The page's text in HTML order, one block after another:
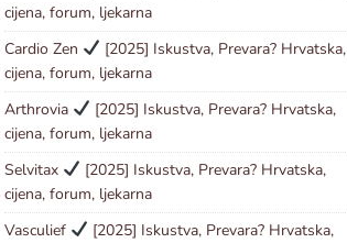
cijena, forum, ljekarna
Cardio Zen
[2025] Iskustva, Prevara? Hrvatska,
cijena, forum, ljekarna
Arthrovia
[2025] Iskustva, Prevara? Hrvatska,
cijena, forum, ljekarna
Selvitax
[2025] Iskustva, Prevara? Hrvatska,
cijena, forum, ljekarna
Vasculief
[2025] Iskustva, Prevara? Hrvatska,